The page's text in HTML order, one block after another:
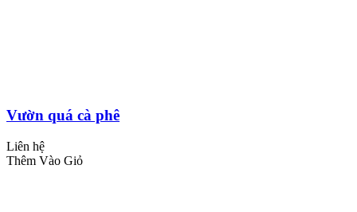
Vườn quá cà phê
Liên hệ
Thêm Vào Giỏ